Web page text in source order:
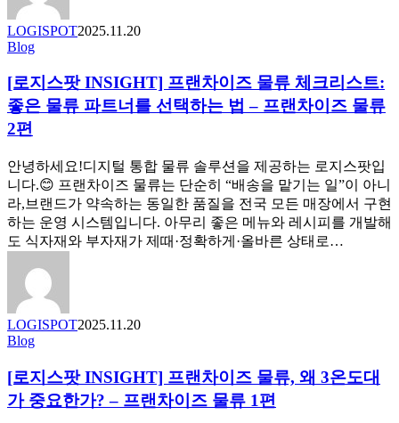
인
트
품
증
빙
뢰
성
·
영
효
율
강
화
LOGISPOT2025.11.20
[로
스
팟
INSIGHT]
프
차
이
즈
물
류
리
스
트:
은
물
Blog
[로지스팟 INSIGHT] 프랜차이즈 물류 체크리스트:
좋은 물류 파트너를 선택하는 법 – 프랜차이즈 물류
2편
안녕하세요!디지털 통합 물류 솔루션을 제공하는 로지스팟입
니다.😊 프랜차이즈 물류는 단순히 “배송을 맡기는 일”이 아니
라,브랜드가 약속하는 동일한 품질을 전국 모든 매장에서 구현
하는 운영 시스템입니다. 아무리 좋은 메뉴와 레시피를 개발해
도 식자재와 부자재가 제때·정확하게·올바른 상태로…
LOGISPOT2025.11.20
[로
스
팟
Blog
[로지스팟 INSIGHT] 프랜차이즈 물류, 왜 3온도대
가 중요한가? – 프랜차이즈 물류 1편